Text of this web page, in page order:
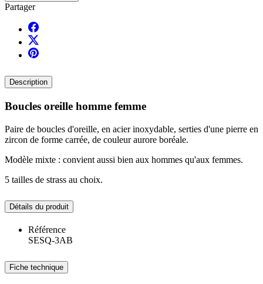
Partager
Description
Boucles oreille homme femme
Paire de boucles d'oreille, en acier inoxydable, serties d'une pierre en
zircon de forme carrée, de couleur aurore boréale.
Modèle mixte : convient aussi bien aux hommes qu'aux femmes.
5 tailles de strass au choix.
Détails du produit
Référence
SESQ-3AB
Fiche technique